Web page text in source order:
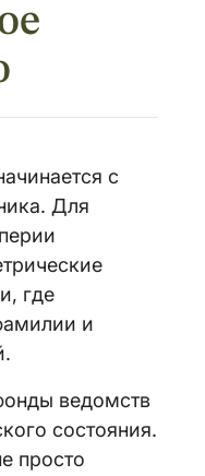
с
Для
где
и
ведомств
состояния.
просто